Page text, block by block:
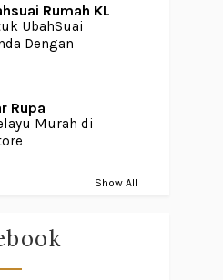
Rumah KL
UbahSuai
Dengan
Rupa
Murah di
Show All